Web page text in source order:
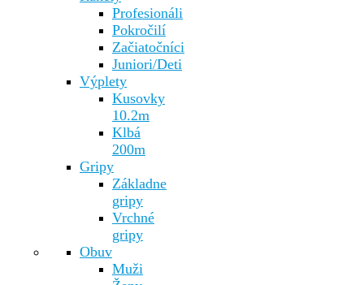
Profesionáli
Pokročilí
Začiatočníci
Juniori/Deti
Výplety
Kusovky
10.2m
Klbá
200m
Gripy
Základne
gripy
Vrchné
gripy
Obuv
Muži